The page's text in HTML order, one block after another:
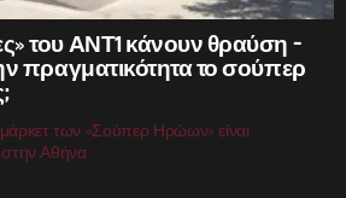
του ΑΝΤ1 κάνουν θραύση –
πραγματικότητα το σούπερ
των «Σούπερ Ηρώων» είναι
στην Αθήνα